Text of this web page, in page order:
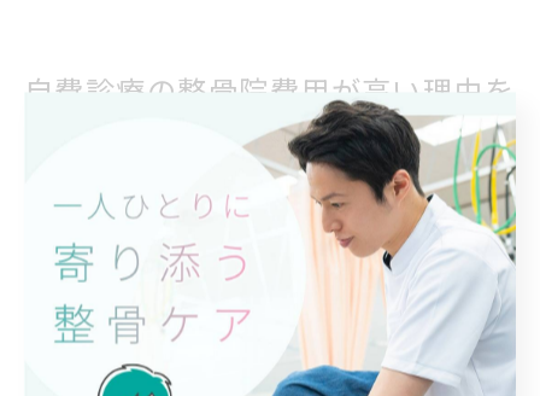
自費診療の整骨院費用が高い理由を
整骨院自費費用が高くなる背景と現状
整骨院の自費費用が高くなる背景には、保険適用外の施
術内容やサービスの多様化が挙げられます。保険適用に
は明確な基準があり、慢性的な肩こりや腰痛、リラクゼ
ーション目的の施術は対象外となるため、これらの場合